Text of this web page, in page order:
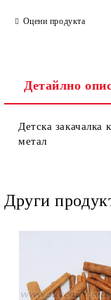
Оцени продукта
Детайлно
Детска
метал